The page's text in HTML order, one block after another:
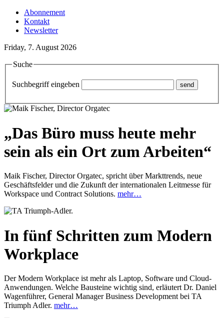
Abonnement
Kontakt
Newsletter
Friday, 7. August 2026
Suche
Suchbegriff eingeben
„Das Büro muss heute mehr
sein als ein Ort zum Arbeiten“
Maik Fischer, Director Orgatec, spricht über Markttrends, neue
Geschäftsfelder und die Zukunft der internationalen Leitmesse für
Workspace und Contract Solutions. mehr…
In fünf Schritten zum Modern
Workplace
Der Modern Workplace ist mehr als Laptop, Software und Cloud-
Anwendungen. Welche Bausteine wichtig sind, erläutert Dr. Daniel
Wagenführer, General Manager Business Development bei TA
Triumph Adler. mehr…